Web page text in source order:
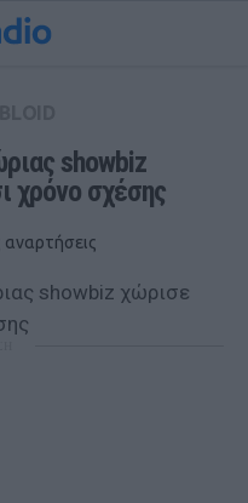
showbiz
χρόνο σχέσης
αναρτήσεις